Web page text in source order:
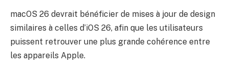
macOS 26 devrait bénéficier de mises à jour de design
similaires à celles d’iOS 26, afin que les utilisateurs
puissent retrouver une plus grande cohérence entre
les appareils Apple.